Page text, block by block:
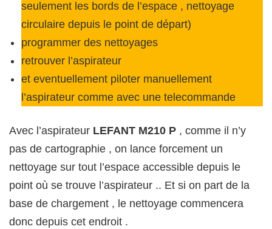
seulement les bords de l’espace , nettoyage
circulaire depuis le point de départ)
programmer des nettoyages
retrouver l’aspirateur
et eventuellement piloter manuellement
l’aspirateur comme avec une telecommande
Avec l’aspirateur LEFANT M210 P , comme il n’y
pas de cartographie , on lance forcement un
nettoyage sur tout l’espace accessible depuis le
point où se trouve l’aspirateur .. Et si on part de la
base de chargement , le nettoyage commencera
donc depuis cet endroit .